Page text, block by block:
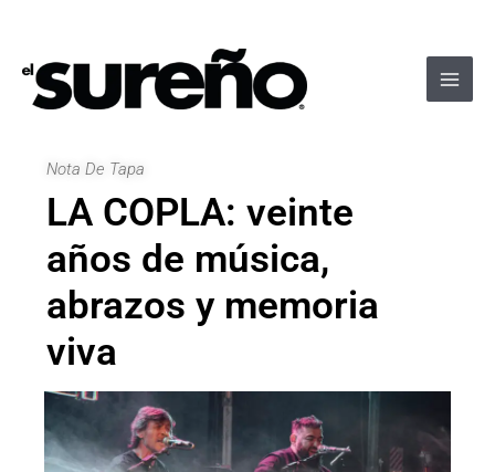
contenido
Nota De Tapa
LA COPLA: veinte
años de música,
abrazos y memoria
viva
entradas